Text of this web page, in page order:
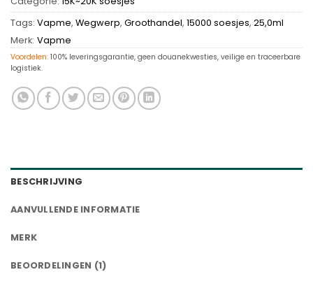
Tags: Vapme, Wegwerp, Groothandel, 15000 soesjes, 25,0ml
Merk: Vapme
Voordelen: 100% leveringsgarantie, geen douanekwesties, veilige en traceerbare
logistiek.
BESCHRIJVING
AANVULLENDE INFORMATIE
MERK
BEOORDELINGEN (1)